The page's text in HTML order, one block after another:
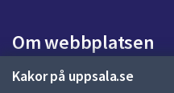
Kakor på uppsala.se
d
a
Om webbplatsen
Om webbplatsen